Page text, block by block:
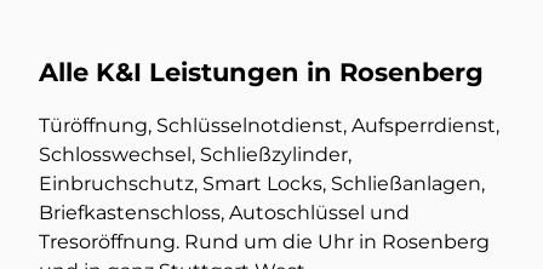
Alle K&I Leistungen in Rosenberg
Türöffnung, Schlüsselnotdienst, Aufsperrdienst,
Schlosswechsel, Schließzylinder,
Einbruchschutz, Smart Locks, Schließanlagen,
Briefkastenschloss, Autoschlüssel und
Tresoröffnung. Rund um die Uhr in Rosenberg